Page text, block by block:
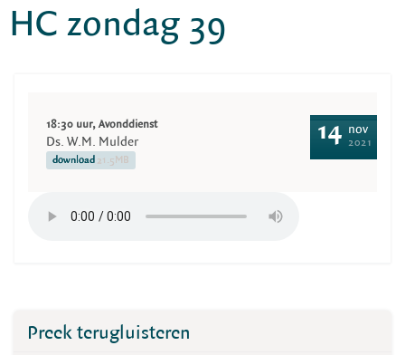
HC zondag 39
18:30 uur, Avonddienst
Ds. W.M. Mulder
download 21.5MB
14 nov
2021
Preek terugluisteren